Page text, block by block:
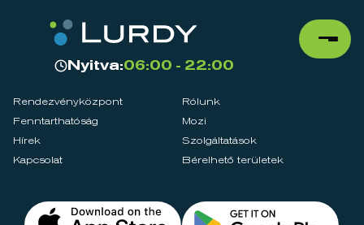
Nyitva:06:00 - 22:00
Rendezvényközpont
Rólunk
Fenntarthatóság
Mozi
Hírek
Szolgáltatások
Kapcsolat
Bérelhető területek